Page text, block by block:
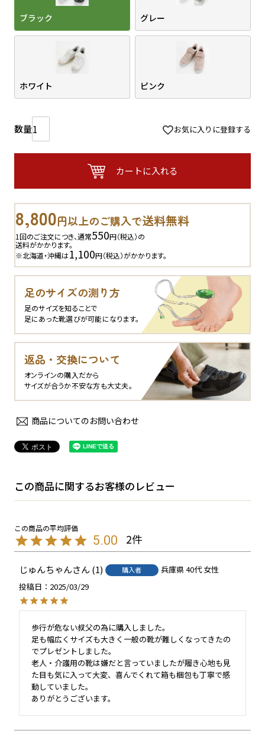
ブラック グレー
ホワイト ピンク
お気に入りに登録する
カートに入れる
8,800円以上のご購入で送料無料
1回のご注文につき、通常550円（税込）の
送料がかかります。
※北海道・沖縄は1,100円（税込）がかかります。
足のサイズの測り方
足のサイズを知ることで
足にあった靴選びが可能になります。
返品・交換について
オンラインの購入だから
サイズが合うか不安な方も大丈夫。
商品についてのお問い合わせ
この商品に関するお客様のレビュー
5.00 2
じゅんちゃん 1 購入者 兵庫県40代 女性
投稿日
2025/03/29
歩行が危ない叔父の為に購入しました。
足も幅広くサイズも大きく一般の靴が難しくなってきたの
でプレゼントしました。
老人・介護用の靴は嫌だと言っていましたが履き心地も見
た目も気に入って大変、喜んでくれて箱も梱包も丁寧で感
動していました。
ありがとうございます。